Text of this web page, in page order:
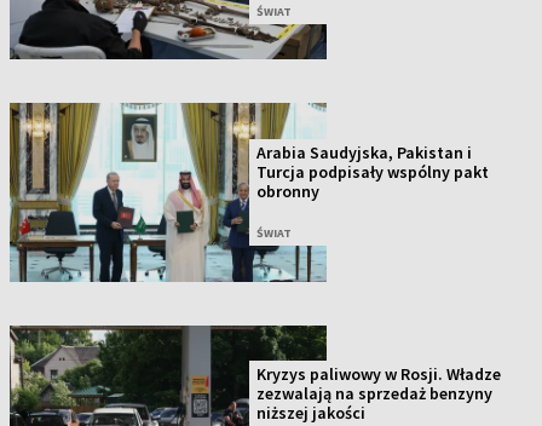
ŚWIAT
Arabia Saudyjska, Pakistan i
Turcja podpisały wspólny pakt
obronny
ŚWIAT
Kryzys paliwowy w Rosji. Władze
zezwalają na sprzedaż benzyny
niższej jakości